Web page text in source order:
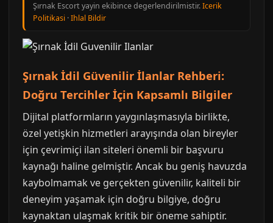
Şırnak Escort yayin ekibince degerlendirilmistir.Icerik
Politikasi ·Ihlal Bildir
Şırnak İdil Güvenilir İlanlar Rehberi:
Doğru Tercihler İçin Kapsamlı Bilgiler
Dijital platformların yaygınlaşmasıyla birlikte,
özel yetişkin hizmetleri arayışında olan bireyler
için çevrimiçi ilan siteleri önemli bir başvuru
kaynağı haline gelmiştir. Ancak bu geniş havuzda
kaybolmamak ve gerçekten güvenilir, kaliteli bir
deneyim yaşamak için doğru bilgiye, doğru
kaynaktan ulaşmak kritik bir öneme sahiptir.